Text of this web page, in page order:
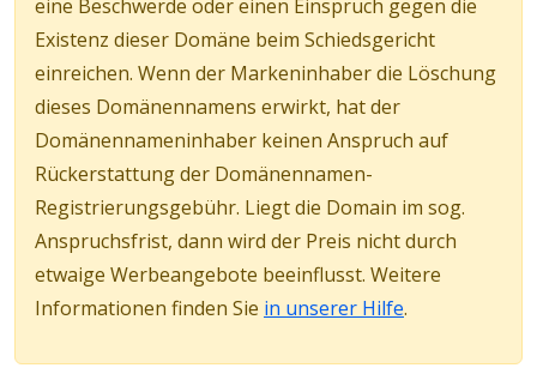
eine Beschwerde oder einen Einspruch gegen die
Existenz dieser Domäne beim Schiedsgericht
einreichen. Wenn der Markeninhaber die Löschung
dieses Domänennamens erwirkt, hat der
Domänennameninhaber keinen Anspruch auf
Rückerstattung der Domänennamen-
Registrierungsgebühr. Liegt die Domain im sog.
Anspruchsfrist, dann wird der Preis nicht durch
etwaige Werbeangebote beeinflusst. Weitere
Informationen finden Sie in unserer Hilfe.